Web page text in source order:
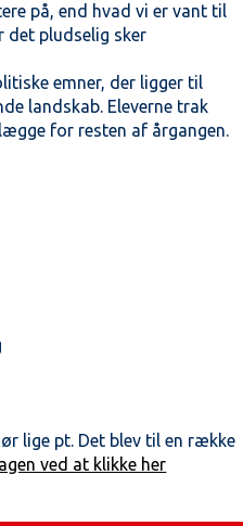
på, end hvad vi er vant til
pludselig sker
emner, der ligger til
landskab. Eleverne trak
for resten af årgangen.
lige pt. Det blev til en række
ved at klikke her